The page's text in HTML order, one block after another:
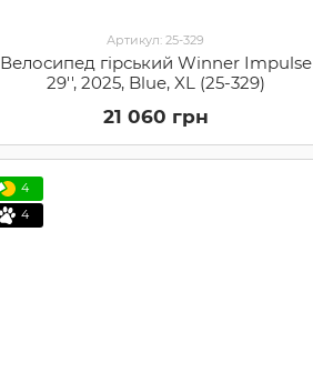
Артикул: 25-329
Велосипед гірський Winner Impulse
29'', 2025, Blue, XL (25-329)
21 060 грн
4
4